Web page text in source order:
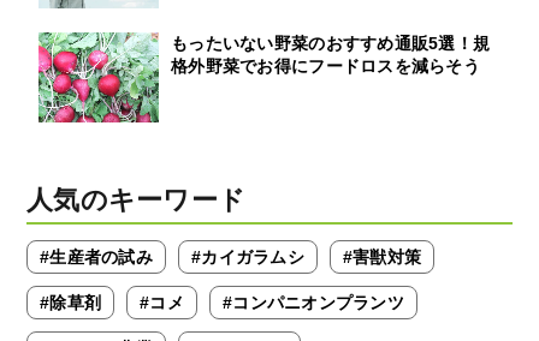
もったいない野菜のおすすめ通販5選！規
格外野菜でお得にフードロスを減らそう
人気のキーワード
#生産者の試み #カイガラムシ #害獣対策
#除草剤 #コメ #コンパニオンプランツ